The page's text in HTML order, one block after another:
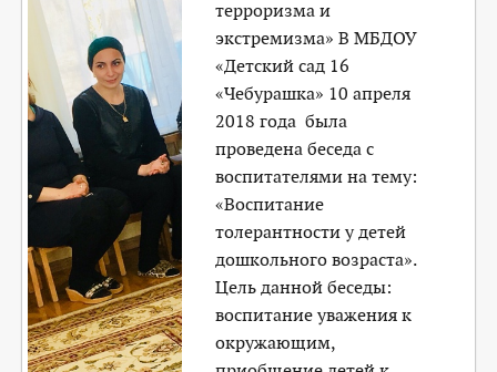
терроризма и
экстремизма» В МБДОУ
«Детский сад 16
«Чебурашка» 10 апреля
2018 года была
проведена беседа с
воспитателями на тему:
«Воспитание
толерантности у детей
дошкольного возраста».
Цель данной беседы:
воспитание уважения к
окружающим,